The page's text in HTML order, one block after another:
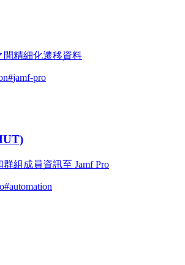
間精細化遷移資料
#jamf-pro
群組成員資訊至 Jamf Pro
#automation